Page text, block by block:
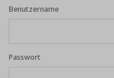
Benutzername
Passwort